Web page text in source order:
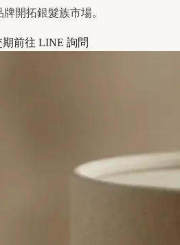
開拓銀髮族市場。
前往 LINE 詢問